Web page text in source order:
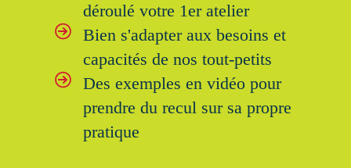
déroulé votre 1er atelier
Bien s'adapter aux besoins et
capacités de nos tout-petits
Des exemples en vidéo pour
prendre du recul sur sa propre
pratique